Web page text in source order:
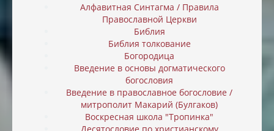
Алфавитная Синтагма / Правила
Православной Церкви
Библия
Библия толкование
Богородица
Введение в основы догматического
богословия
Введение в православное богословие /
митрополит Макарий (Булгаков)
Воскресная школа "Тропинка"